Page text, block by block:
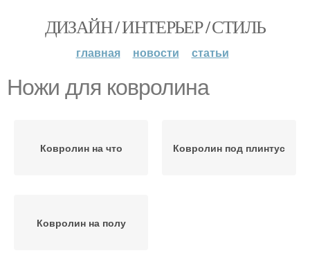
ДИЗАЙН / ИНТЕРЬЕР / СТИЛЬ
главная новости статьи
Ножи для ковролина
Ковролин на что Ковролин под плинтус
Ковролин на полу